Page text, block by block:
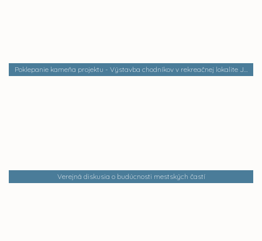
Poklepanie kameňa projektu - Výstavba chodníkov v rekreačnej lokalite Jazero
Verejná diskusia o budúcnosti mestských častí